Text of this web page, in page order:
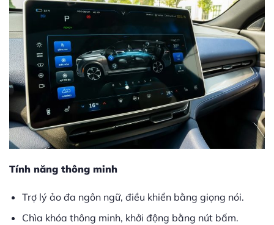
Tính năng thông minh
Trợ lý ảo đa ngôn ngữ, điều khiển bằng giọng nói.
Chìa khóa thông minh, khởi động bằng nút bấm.